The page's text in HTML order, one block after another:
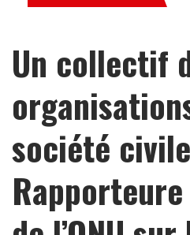
Un collectif
société